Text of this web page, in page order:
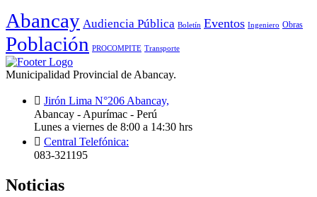
Abancay Audiencia Pública Boletín Eventos Ingeniero Obras
Población PROCOMPITE Transporte
Municipalidad Provincial de Abancay.
Jirón Lima N°206 Abancay,
Abancay - Apurímac - Perú
Lunes a viernes de 8:00 a 14:30 hrs
Central Telefónica:
083-321195
Noticias